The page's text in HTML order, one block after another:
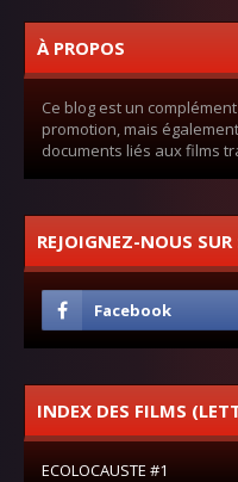
À PROPOS
Ce blog est un
promotion, mais
documents liés aux films
REJOIGNEZ-NOUS SUR
INDEX DES FILMS
ECOLOCAUSTE #1